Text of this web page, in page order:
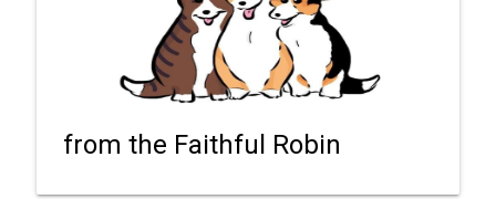
from the Faithful Robin